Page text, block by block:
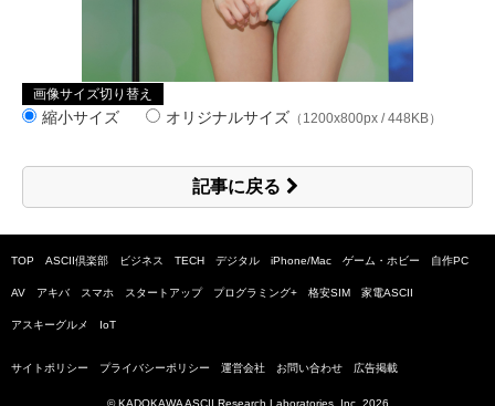
画像サイズ切り替え
縮小サイズ オリジナルサイズ （1200x800px / 448KB）
記事に戻る
TOP ASCII倶楽部 ビジネス TECH デジタル iPhone/Mac ゲーム・ホビー 自作PC
AV アキバ スマホ スタートアップ プログラミング+ 格安SIM 家電ASCII
アスキーグルメ IoT
サイトポリシー プライバシーポリシー 運営会社 お問い合わせ 広告掲載
© KADOKAWA ASCII Research Laboratories, Inc. 2026